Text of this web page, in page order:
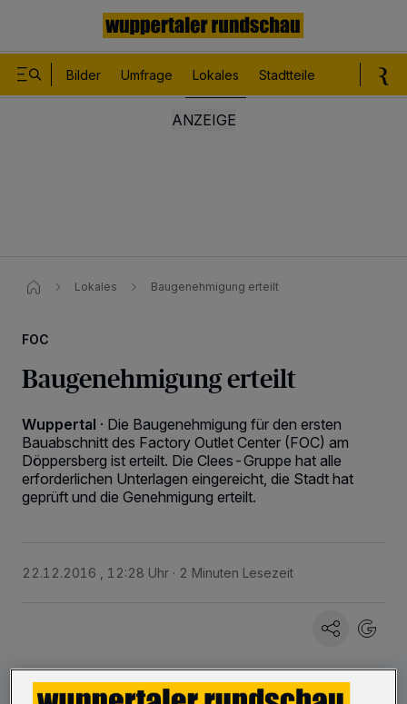
Bilder Umfrage Lokales Stadtteile
Lokales Baugenehmigung erteilt
FOC
Baugenehmigung erteilt
Wuppertal · Die Baugenehmigung für den ersten
Bauabschnitt des Factory Outlet Center (FOC) am
Döppersberg ist erteilt. Die Clees-Gruppe hat alle
erforderlichen Unterlagen eingereicht, die Stadt hat
geprüft und die Genehmigung erteilt.
22.12.2016 , 12:28 Uhr 2 Minuten Lesezeit